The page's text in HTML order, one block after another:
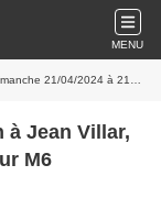
MENU
04/2024 à 21h10 sur M6
Jean Villar,
M6